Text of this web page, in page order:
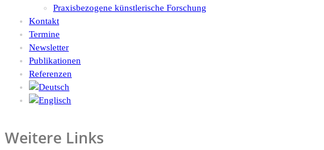
Praxisbezogene künstlerische Forschung
Kontakt
Termine
Newsletter
Publikationen
Referenzen
Weitere Links